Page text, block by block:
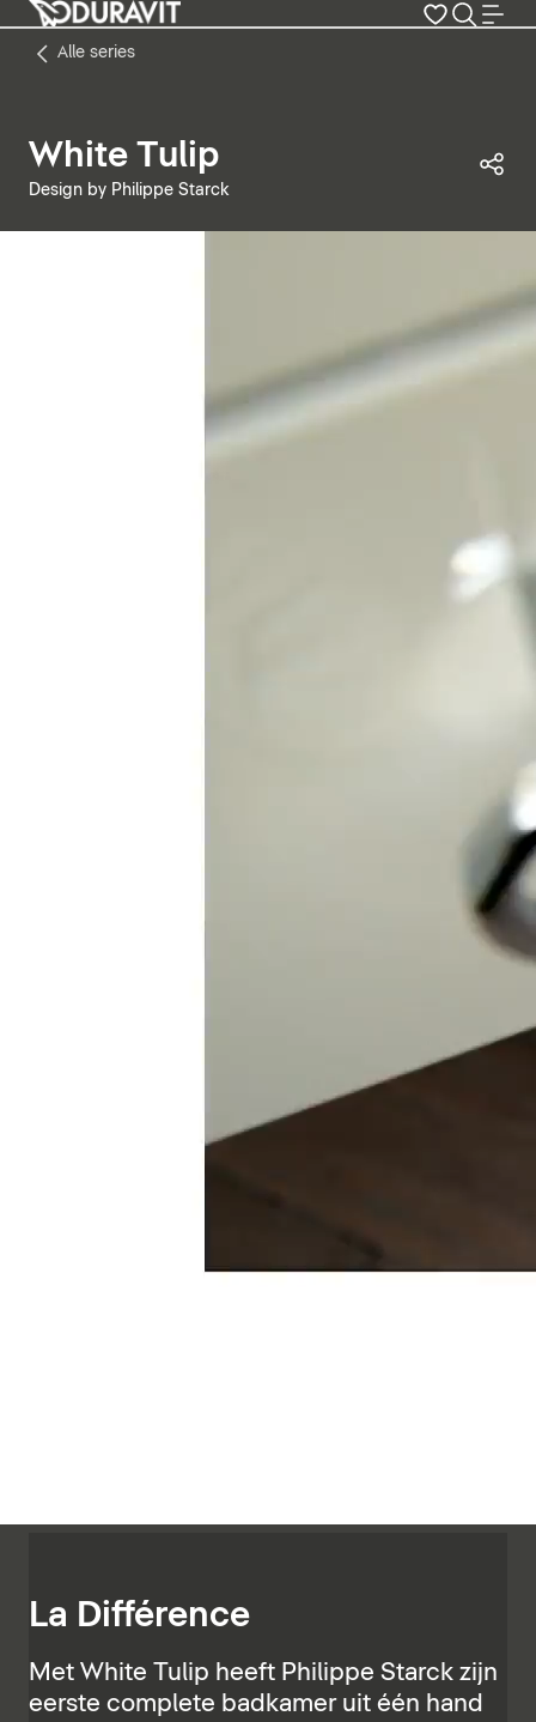
Alle series
White Tulip
Design by Philippe Starck
La Différence
Met White Tulip heeft Philippe Starck zijn
eerste complete badkamer uit één hand